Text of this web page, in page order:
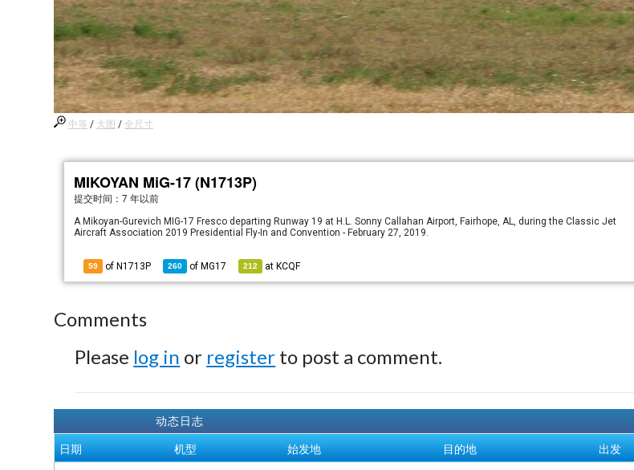
中等 / 大图 / 全尺寸
MIKOYAN MiG-17 (N1713P)
提交时间：7 年以前
A Mikoyan-Gurevich MIG-17 Fresco departing Runway 19 at H.L. Sonny Callahan Airport, Fairhope, AL, during the Classic Jet
Aircraft Association 2019 Presidential Fly-In and Convention - February 27, 2019.
59 of N1713P 260 of MG17 212 at KCQF
Comments
Please log in or register to post a comment.
动态日志
日期 机型 始发地 目的地 出发